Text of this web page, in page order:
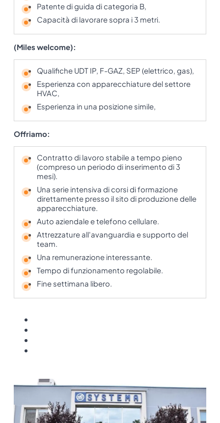
Patente di guida di categoria B,
Capacità di lavorare sopra i 3 metri.
(Miles welcome):
Qualifiche UDT IP, F-GAZ, SEP (elettrico, gas),
Esperienza con apparecchiature del settore
HVAC,
Esperienza in una posizione simile,
Offriamo:
Contratto di lavoro stabile a tempo pieno
(compreso un periodo di inserimento di 3
mesi).
Una serie intensiva di corsi di formazione
direttamente presso il sito di produzione delle
apparecchiature.
Auto aziendale e telefono cellulare.
Attrezzature all'avanguardia e supporto del
team.
Una remunerazione interessante.
Tempo di funzionamento regolabile.
Fine settimana libero.